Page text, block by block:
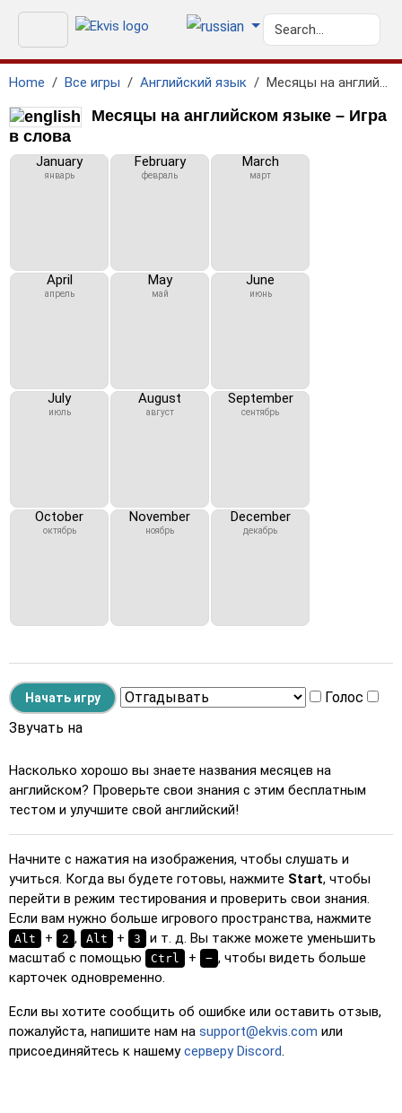
Home Все игры Английский язык Месяцы на английском языке
Месяцы на английском языке – Игра
в слова
January
январь
February
февраль
March
март
April
апрель
May
май
June
июнь
July
июль
August
август
September
сентябрь
October
октябрь
November
ноябрь
December
декабрь
Голос
Звучать на
Насколько хорошо вы знаете названия месяцев на
английском? Проверьте свои знания с этим бесплатным
тестом и улучшите свой английский!
Начните с нажатия на изображения, чтобы слушать и
учиться. Когда вы будете готовы, нажмите Start, чтобы
перейти в режим тестирования и проверить свои знания.
Если вам нужно больше игрового пространства, нажмите
Alt + 2 , Alt + 3
и т. д. Вы также можете уменьшить
масштаб с помощью
Ctrl + − , чтобы видеть больше
карточек одновременно.
Если вы хотите сообщить об ошибке или оставить отзыв,
пожалуйста, напишите нам на support@ekvis.com или
присоединяйтесь к нашемусерверу Discord.